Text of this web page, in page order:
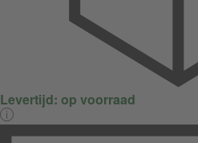
Levertijd: op voorraad